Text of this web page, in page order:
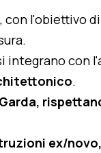
, con l'obiettivo
con
.
ex/